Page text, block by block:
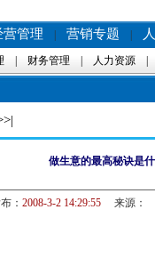
营管理 营销专题
财务管理 人力资源
做生意的最高秘诀是
： 2008-3-2 14:29:55来源：